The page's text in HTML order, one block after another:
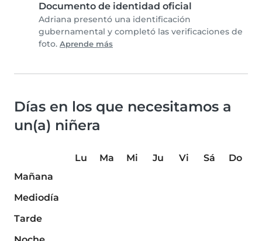
Documento de identidad oficial
Adriana presentó una identificación
gubernamental y completó las verificaciones de
foto. Aprende más
Días en los que necesitamos a
un(a) niñera
Lu Ma Mi Ju Vi Sá
Do
Mañana
Mediodía
Tarde